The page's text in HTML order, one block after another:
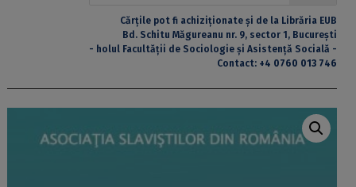
Cărțile pot fi achiziționate și de la Librăria EUB
Bd. Schitu Măgureanu nr. 9, sector 1, București
- holul Facultății de Sociologie și Asistență Socială -
Contact: +4 0760 013 746